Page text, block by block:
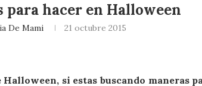
para hacer en Halloween
De Mami 21 octubre 2015
si estas buscando maneras